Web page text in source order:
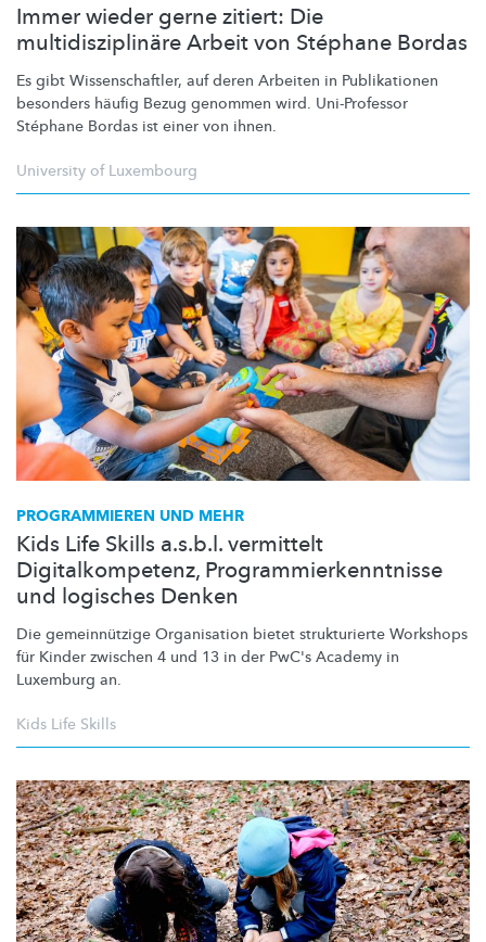
Immer wieder gerne zitiert: Die
multidisziplinäre Arbeit von Stéphane Bordas
Es gibt Wissenschaftler, auf deren Arbeiten in Publikationen
besonders häufig Bezug genommen wird. Uni-Professor
Stéphane Bordas ist einer von ihnen.
University of Luxembourg
PROGRAMMIEREN UND MEHR
Kids Life Skills a.s.b.l. vermittelt
Digitalkompetenz, Programmierkenntnisse
und logisches Denken
Die gemeinnützige Organisation bietet strukturierte Workshops
für Kinder zwischen 4 und 13 in der PwC's Academy in
Luxemburg an.
Kids Life Skills